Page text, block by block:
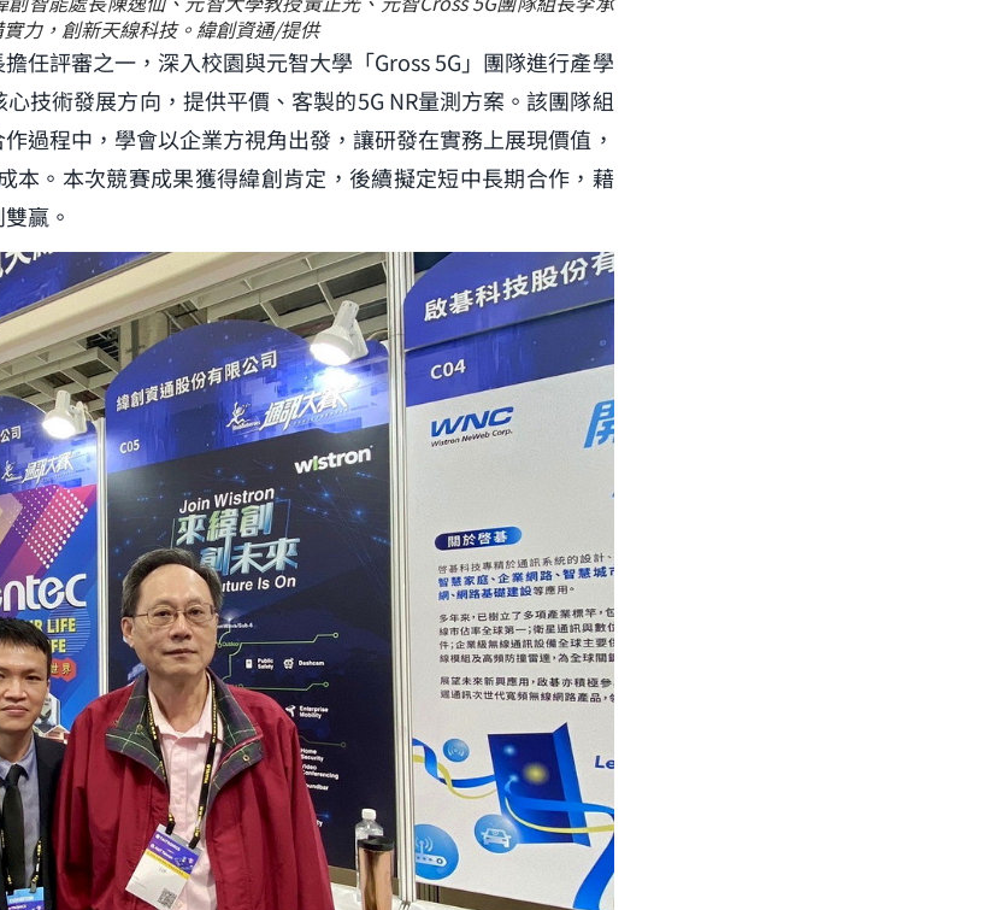
力，創新天線科技。緯創資通/提供
任評審之一，深入校園與元智大學「Gross 5G」團隊進行產學
技術發展方向，提供平價、客製的5G NR量測方案。該團隊組
過程中，學會以企業方視角出發，讓研發在實務上展現價值，
本。本次競賽成果獲得緯創肯定，後續擬定短中長期合作，藉
贏。